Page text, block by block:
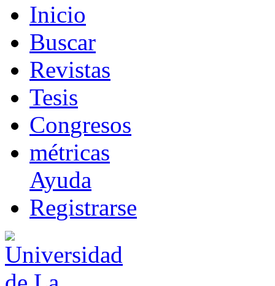
Inicio
Buscar
Revistas
Tesis
Congresos
métricas
Ayuda
Registrarse